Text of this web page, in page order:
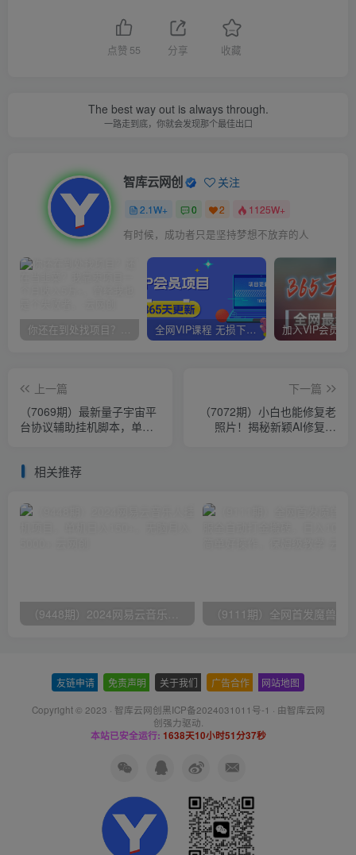
点赞 55 分享 收藏
The best way out is always through.
一路走到底，你就会发现那个最佳出口
智库云网创 关注
2.1W+ 0 2 1125W+
有时候，成功者只是坚持梦想不放弃的人
你还在到处找项目？还在当韭菜？我靠卖项目一个月收入5万+，曾经我也是个失败者。 全网VIP课程 无损下载~
上一篇
（7069期）最新量子宇宙平
台协议辅助挂机脚本，单号
下一篇
（7072期）小白也能修复老
照片！揭秘新颖AI修复项
相关推荐
友链申请 免责声明 关于我们 广告合作 网站地图
Copyright © 2023 · 智库云网创黑ICP备2024031011号-1 · 由智库云网
创强力驱动.
本站已安全运行: 1638天10小时51分37秒